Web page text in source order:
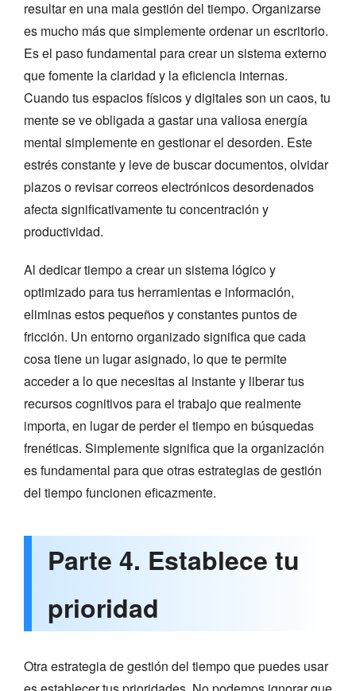
resultar en una mala gestión del tiempo. Organizarse
es mucho más que simplemente ordenar un escritorio.
Es el paso fundamental para crear un sistema externo
que fomente la claridad y la eficiencia internas.
Cuando tus espacios físicos y digitales son un caos, tu
mente se ve obligada a gastar una valiosa energía
mental simplemente en gestionar el desorden. Este
estrés constante y leve de buscar documentos, olvidar
plazos o revisar correos electrónicos desordenados
afecta significativamente tu concentración y
productividad.
Al dedicar tiempo a crear un sistema lógico y
optimizado para tus herramientas e información,
eliminas estos pequeños y constantes puntos de
fricción. Un entorno organizado significa que cada
cosa tiene un lugar asignado, lo que te permite
acceder a lo que necesitas al instante y liberar tus
recursos cognitivos para el trabajo que realmente
importa, en lugar de perder el tiempo en búsquedas
frenéticas. Simplemente significa que la organización
es fundamental para que otras estrategias de gestión
del tiempo funcionen eficazmente.
Parte 4. Establece tu
prioridad
Otra estrategia de gestión del tiempo que puedes usar